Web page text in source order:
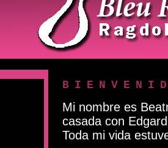
Mi nombre es
casada con
Toda mi vida